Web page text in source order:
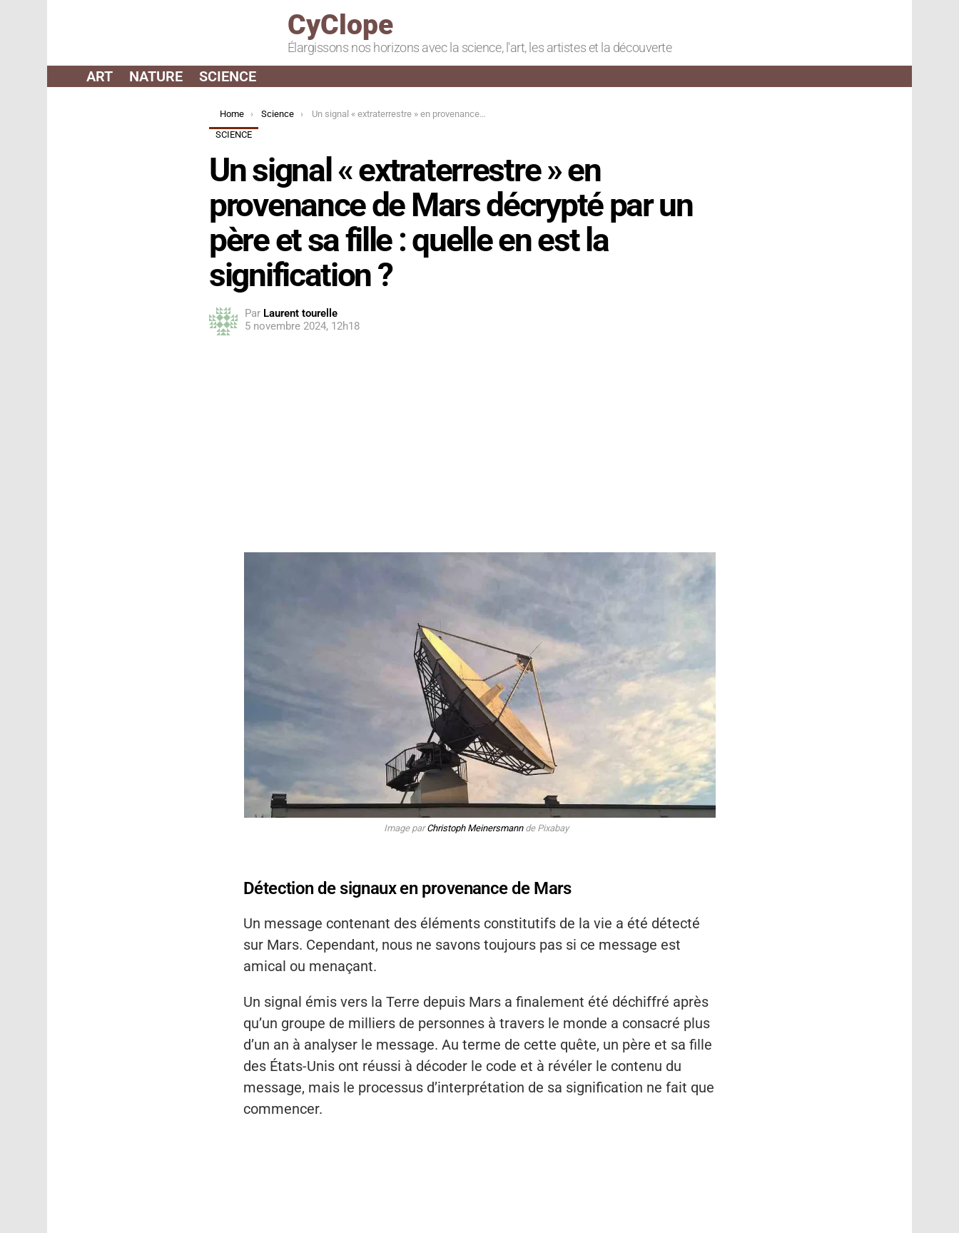
CyClope
Élargissons nos horizons avec la science, l'art, les artistes et la découverte
ART NATURE SCIENCE
You are here:
Home Science
Un signal « extraterrestre » en provenance de Mars décrypté par un père et sa fille : quelle en est la signification ?
SCIENCE
Un signal « extraterrestre » en
provenance de Mars décrypté par un
père et sa fille : quelle en est la
signification ?
Par Laurent tourelle
5 novembre 2024, 12h18
Image parChristoph Meinersmannde Pixabay
Détection de signaux en provenance de Mars
Un message contenant des éléments constitutifs de la vie a été détecté
sur Mars. Cependant, nous ne savons toujours pas si ce message est
amical ou menaçant.
Un signal émis vers la Terre depuis Mars a finalement été déchiffré après
qu’un groupe de milliers de personnes à travers le monde a consacré plus
d’un an à analyser le message. Au terme de cette quête, un père et sa fille
des États-Unis ont réussi à décoder le code et à révéler le contenu du
message, mais le processus d’interprétation de sa signification ne fait que
commencer.